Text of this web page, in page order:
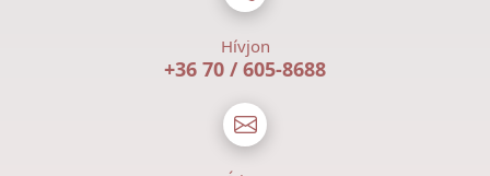
Hívjon
+36 70 / 605-8688